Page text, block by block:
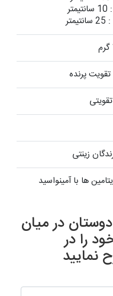
تقویت پرنده
زینتی
ها با آمینواسید
در میان
را در